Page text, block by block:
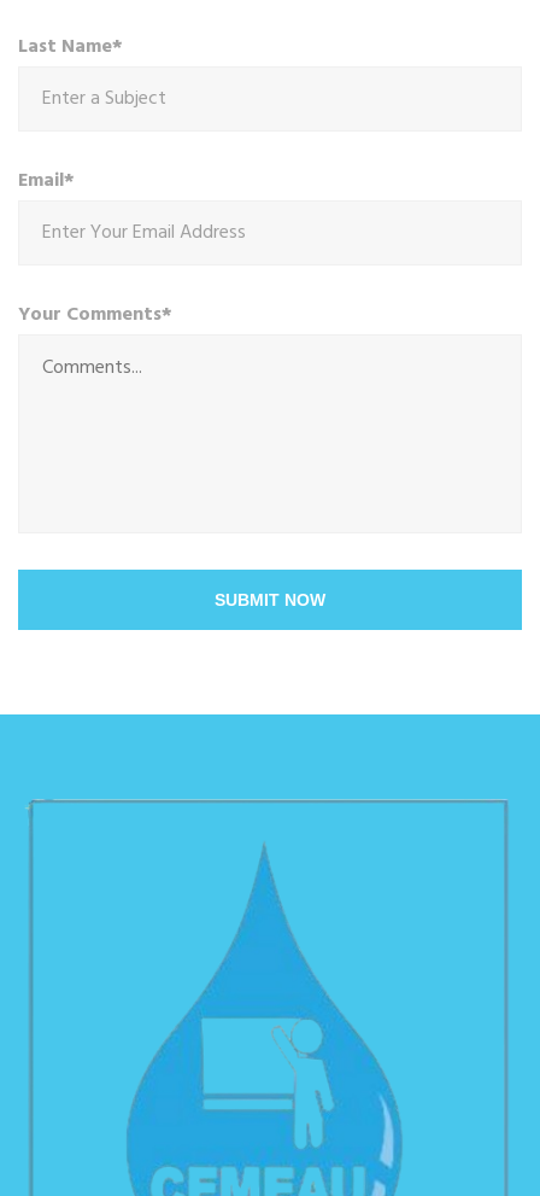
Last Name*
Email*
Your Comments*
SUBMIT NOW